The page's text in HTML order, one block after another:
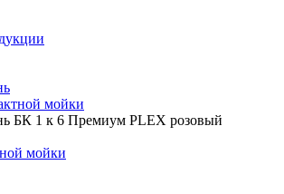
мойки
БК 1 к 6 Премиум PLEX розовый
мойки